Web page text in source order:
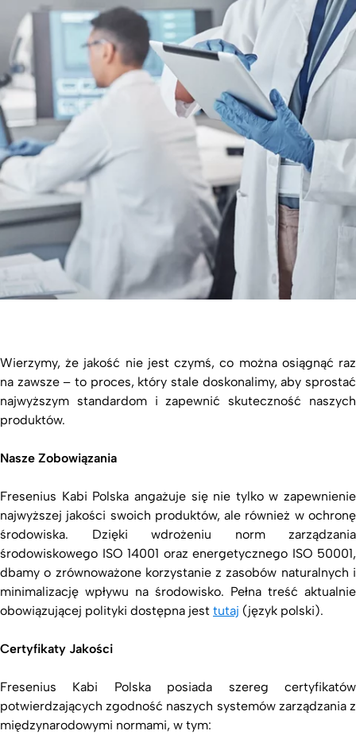
Wierzymy, że jakość nie jest czymś, co można osiągnąć raz
na zawsze – to proces, który stale doskonalimy, aby sprostać
najwyższym standardom i zapewnić skuteczność naszych
produktów.
Nasze Zobowiązania
Fresenius Kabi Polska angażuje się nie tylko w zapewnienie
najwyższej jakości swoich produktów, ale również w ochronę
środowiska. Dzięki wdrożeniu norm zarządzania
środowiskowego ISO 14001 oraz energetycznego ISO 50001,
dbamy o zrównoważone korzystanie z zasobów naturalnych i
minimalizację wpływu na środowisko. Pełna treść aktualnie
obowiązującej polityki dostępna jest tutaj (język polski).
Certyfikaty Jakości
Fresenius Kabi Polska posiada szereg certyfikatów
potwierdzających zgodność naszych systemów zarządzania z
międzynarodowymi normami, w tym: